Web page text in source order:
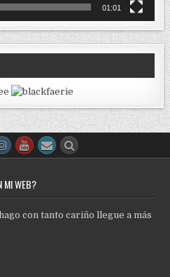
01:01
MI WEB?
con tanto cariño llegue a más